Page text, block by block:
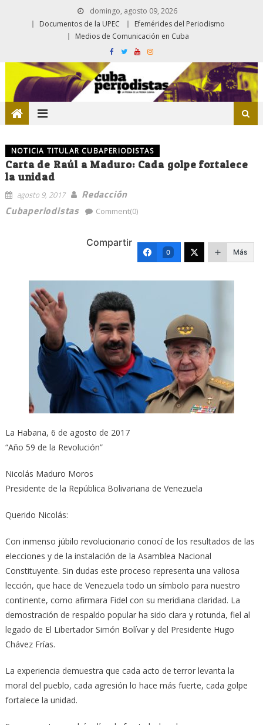
domingo, agosto 09, 2026
Documentos de la UPEC
Efemérides del Periodismo
Medios de Comunicación en Cuba
NOTICIA TITULAR CUBAPERIODISTAS
Carta de Raúl a Maduro: Cada golpe fortalece
la unidad
agosto 9, 2017
Redacción
Cubaperiodistas
Comment(0)
Compartir
0 Más
La Habana, 6 de agosto de 2017
“Año 59 de la Revolución”
Nicolás Maduro Moros
Presidente de la República Bolivariana de Venezuela
Querido Nicolás:
Con inmenso júbilo revolucionario conocí de los resultados de las
elecciones y de la instalación de la Asamblea Nacional
Constituyente. Sin dudas este proceso representa una valiosa
lección, que hace de Venezuela todo un símbolo para nuestro
continente, como afirmara Fidel con su meridiana claridad. La
demostración de respaldo popular ha sido clara y rotunda, fiel al
legado de El Libertador Simón Bolívar y del Presidente Hugo
Chávez Frías.
La experiencia demuestra que cada acto de terror levanta la
moral del pueblo, cada agresión lo hace más fuerte, cada golpe
fortalece la unidad.